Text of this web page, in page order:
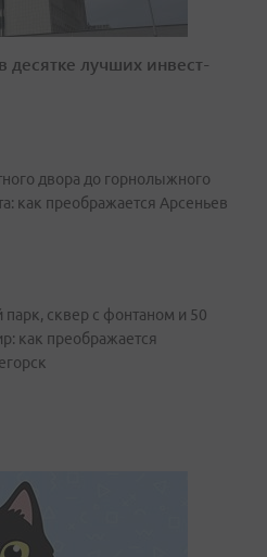
лучших инвест-
двора до горнолыжного
как преображается Арсеньев
сквер с фонтаном и 50
как преображается